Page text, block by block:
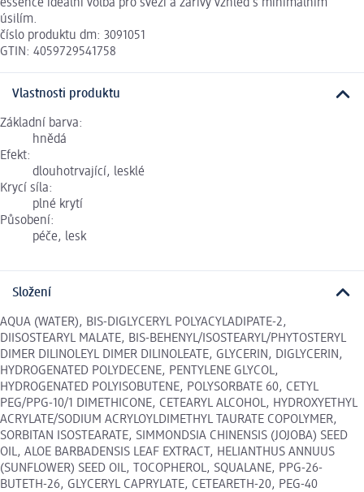
essence ideální volba pro svěží a zářivý vzhled s minimálním
úsilím.
číslo produktu dm: 3091051
GTIN: 4059729541758
Vlastnosti produktu
Základní barva:
hnědá
Efekt:
dlouhotrvající, lesklé
Krycí síla:
plné krytí
Působení:
péče, lesk
Složení
AQUA (WATER), BIS-DIGLYCERYL POLYACYLADIPATE-2,
DIISOSTEARYL MALATE, BIS-BEHENYL/ISOSTEARYL/PHYTOSTERYL
DIMER DILINOLEYL DIMER DILINOLEATE, GLYCERIN, DIGLYCERIN,
HYDROGENATED POLYDECENE, PENTYLENE GLYCOL,
HYDROGENATED POLYISOBUTENE, POLYSORBATE 60, CETYL
PEG/PPG-10/1 DIMETHICONE, CETEARYL ALCOHOL, HYDROXYETHYL
ACRYLATE/SODIUM ACRYLOYLDIMETHYL TAURATE COPOLYMER,
SORBITAN ISOSTEARATE, SIMMONDSIA CHINENSIS (JOJOBA) SEED
OIL, ALOE BARBADENSIS LEAF EXTRACT, HELIANTHUS ANNUUS
(SUNFLOWER) SEED OIL, TOCOPHEROL, SQUALANE, PPG-26-
BUTETH-26, GLYCERYL CAPRYLATE, CETEARETH-20, PEG-40